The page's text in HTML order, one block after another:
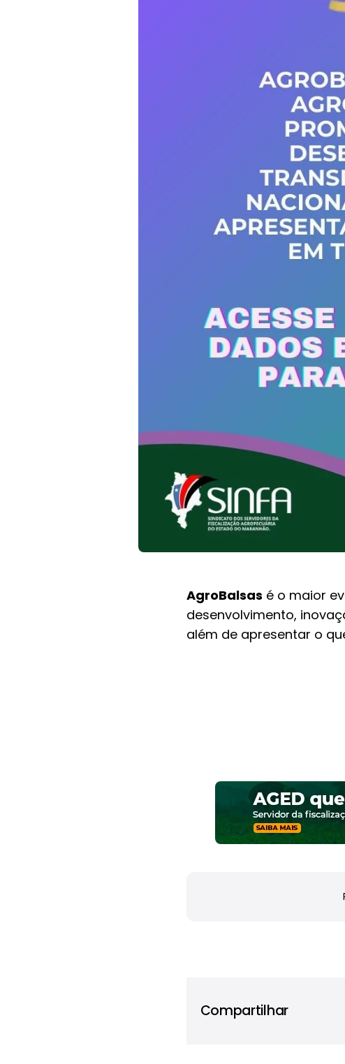
AgroBalsas é o maior
desenvolvimento,
além de apresentar o
Compartilhar